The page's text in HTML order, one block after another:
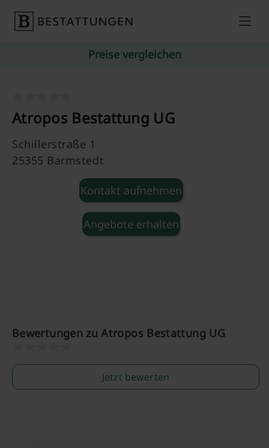
Preise vergleichen
Atropos Bestattung UG
Schillerstraße 1
25355 Barmstedt
Kontakt aufnehmen
Angebote erhalten
Bewertungen zu Atropos Bestattung UG
Jetzt bewerten